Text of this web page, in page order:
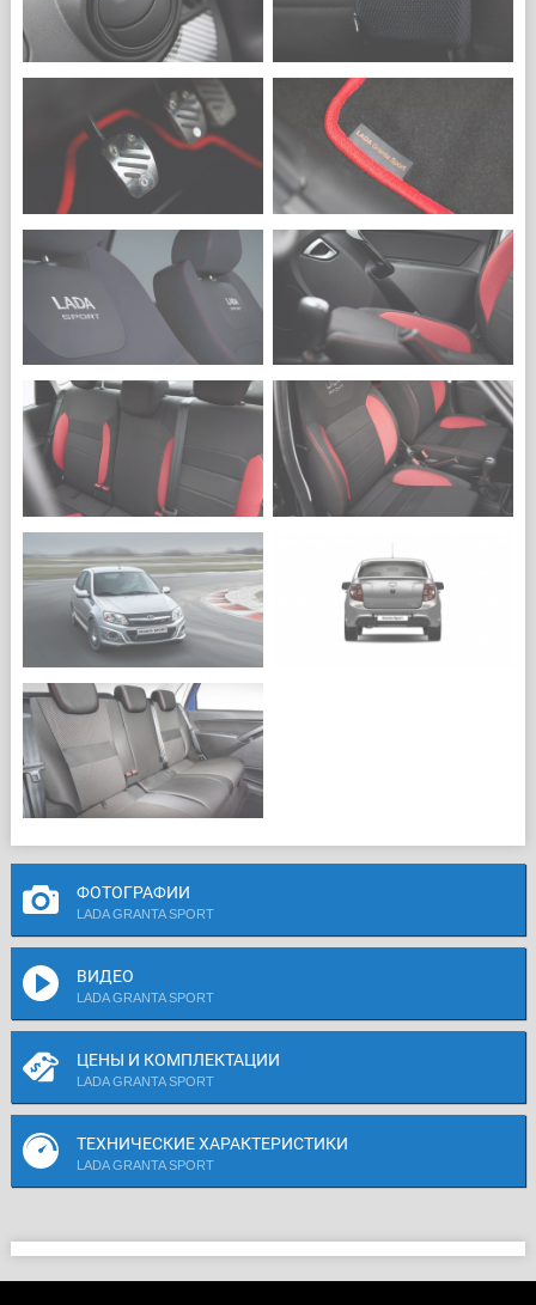
ФОТОГРАФИИ
LADA GRANTA SPORT
ВИДЕО
LADA GRANTA SPORT
ЦЕНЫ И КОМПЛЕКТАЦИИ
LADA GRANTA SPORT
ТЕХНИЧЕСКИЕ ХАРАКТЕРИСТИКИ
LADA GRANTA SPORT